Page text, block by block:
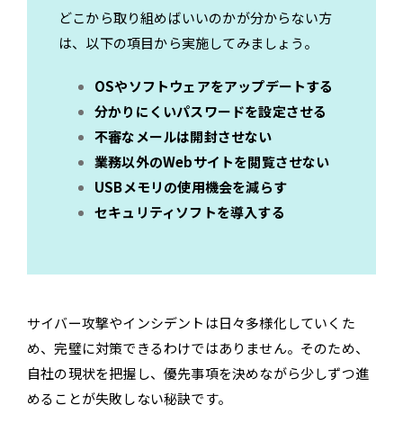
どこから取り組めばいいのかが分からない方
は、以下の項目から実施してみましょう。
OSやソフトウェアをアップデートする
分かりにくいパスワードを設定させる
不審なメールは開封させない
業務以外のWebサイトを閲覧させない
USBメモリの使用機会を減らす
セキュリティソフトを導入する
サイバー攻撃やインシデントは日々多様化していくた
め、完璧に対策できるわけではありません。そのため、
自社の現状を把握し、優先事項を決めながら少しずつ進
めることが失敗しない秘訣です。